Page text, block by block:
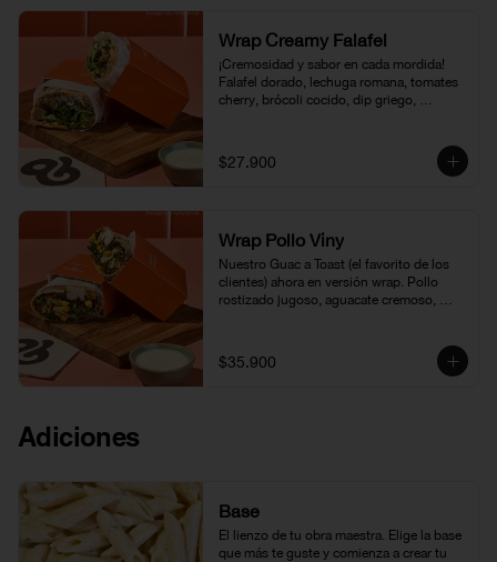
Wrap Creamy Falafel
¡Cremosidad y sabor en cada mordida!
Falafel dorado, lechuga romana, tomates
cherry, brócoli cocido, dip griego,
suave tortilla. Una opción fresca, llena de
textura y sabor.
$27.900
Wrap Pollo Viny
Nuestro Guac a Toast (el favorito de los
clientes) ahora en versión wrap. Pollo
rostizado jugoso, aguacate cremoso,
fresco, todo envuelto en tortilla y bañado
con nuestra vinagreta de amapola.
$35.900
Adiciones
Base
El lienzo de tu obra maestra. Elige la base
que más te guste y comienza a crear tu